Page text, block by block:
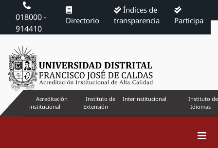
018000 -
914410
Directorio
Índices de
transparencia
Participa
Acreditación
institucional
Instituto de
Extensión
Interinstitucional
Instituto de
Idiomas